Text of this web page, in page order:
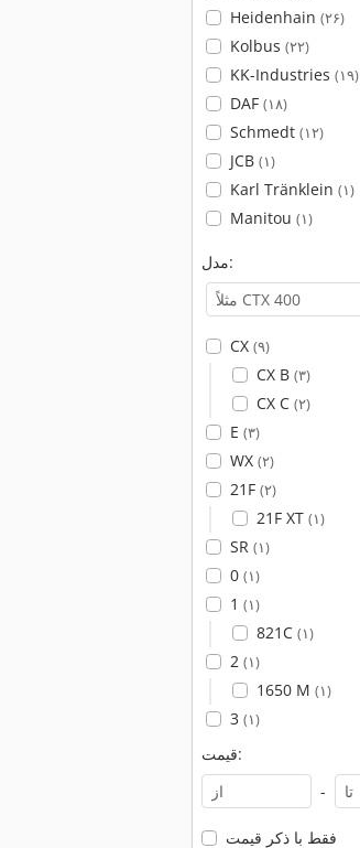
Heidenhain (۲۶)
Kolbus (۲۲)
KK-Industries (۱۹)
DAF (۱۸)
Schmedt (۱۲)
JCB (۱)
Karl Tränklein (۱)
Manitou (۱)
مدل:
CX (۹)
CX B (۳)
CX C (۲)
E (۳)
WX (۲)
21F (۲)
21F XT (۱)
SR (۱)
0 (۱)
1 (۱)
821C (۱)
2 (۱)
1650 M (۱)
3 (۱)
قیمت:
-
فقط با ذکر قیمت